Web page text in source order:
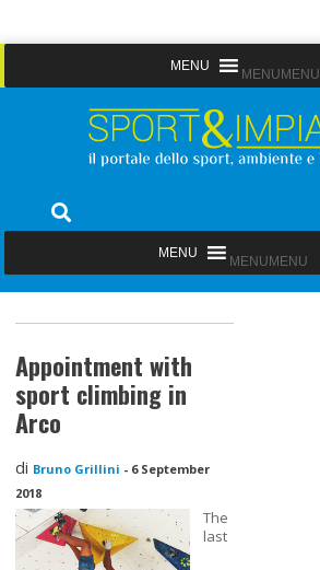
to
MENU MENU
Sport&Impianti
MENU MENU
Appointment with
sport climbing in
Arco
di Bruno Grillini - 6 September
2018
The
last